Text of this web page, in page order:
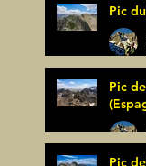
Pic
Pic
Pic